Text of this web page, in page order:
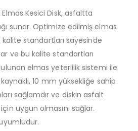
Kesici Disk, asfaltta
sunar. Optimize edilmiş elmas
standartları sayesinde
ve bu kalite standartları
elmas yeterlilik sistemi ile
10 mm yüksekliğe sahip
sağlamdır ve diskin asfalt
uygun olmasını sağlar.